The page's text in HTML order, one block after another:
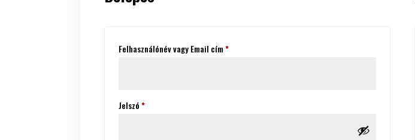
Felhasználónév vagy Email cím*Kötelező
Jelszó*Kötelező